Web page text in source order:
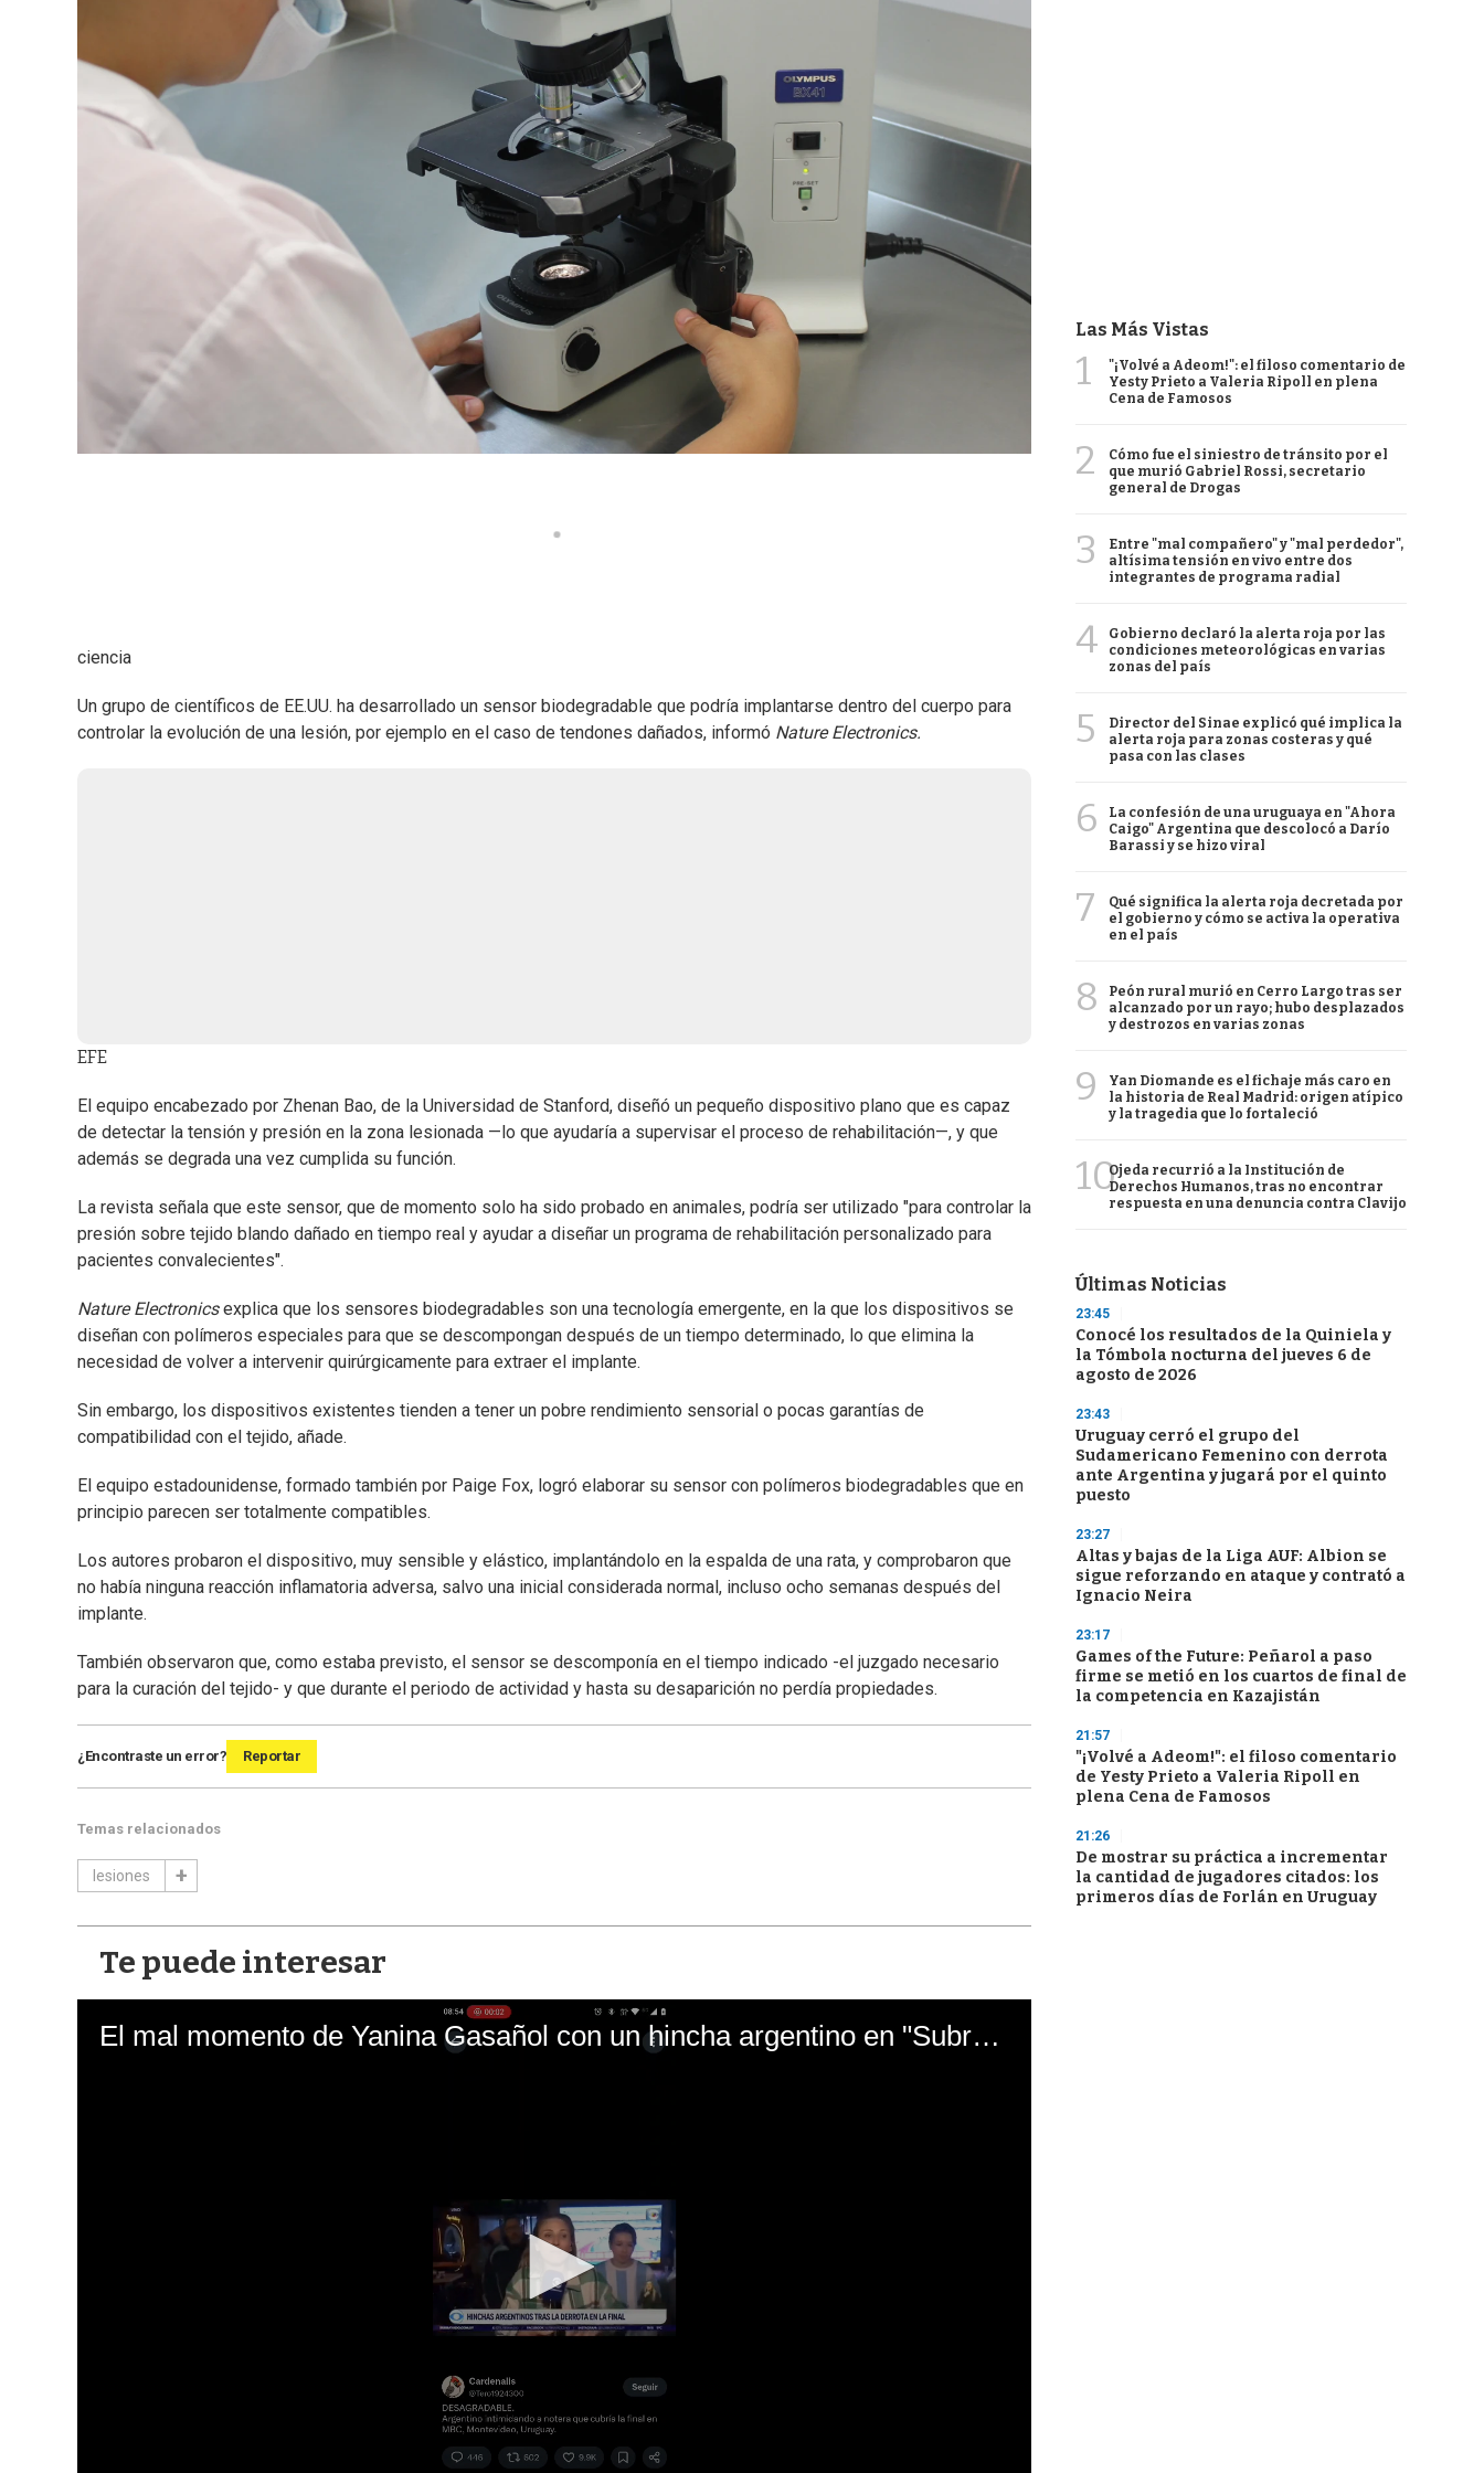
ciencia
Un grupo de científicos de EE.UU. ha desarrollado un sensor biodegradable que podría implantarse dentro del cuerpo para
controlar la evolución de una lesión, por ejemplo en el caso de tendones dañados, informó Nature Electronics.
EFE
El equipo encabezado por Zhenan Bao, de la Universidad de Stanford, diseñó un pequeño dispositivo plano que es capaz
de detectar la tensión y presión en la zona lesionada —lo que ayudaría a supervisar el proceso de rehabilitación—, y que
además se degrada una vez cumplida su función.
La revista señala que este sensor, que de momento solo ha sido probado en animales, podría ser utilizado "para controlar la
presión sobre tejido blando dañado en tiempo real y ayudar a diseñar un programa de rehabilitación personalizado para
pacientes convalecientes".
Nature Electronicsexplica que los sensores biodegradables son una tecnología emergente, en la que los dispositivos se
diseñan con polímeros especiales para que se descompongan después de un tiempo determinado, lo que elimina la
necesidad de volver a intervenir quirúrgicamente para extraer el implante.
Sin embargo, los dispositivos existentes tienden a tener un pobre rendimiento sensorial o pocas garantías de
compatibilidad con el tejido, añade.
El equipo estadounidense, formado también por Paige Fox, logró elaborar su sensor con polímeros biodegradables que en
principio parecen ser totalmente compatibles.
Los autores probaron el dispositivo, muy sensible y elástico, implantándolo en la espalda de una rata, y comprobaron que
no había ninguna reacción inflamatoria adversa, salvo una inicial considerada normal, incluso ocho semanas después del
implante.
También observaron que, como estaba previsto, el sensor se descomponía en el tiempo indicado -el juzgado necesario
para la curación del tejido- y que durante el periodo de actividad y hasta su desaparición no perdía propiedades.
¿Encontraste un error? Reportar
Temas relacionados
lesiones
Te puede interesar
El mal momento de Yanina Gasañol con un hincha argentino en "Subrayado"
Las Más Vistas
1
"¡Volvé a Adeom!": el filoso comentario de
Yesty Prieto a Valeria Ripoll en plena
Cena de Famosos
2
Cómo fue el siniestro de tránsito por el
que murió Gabriel Rossi, secretario
general de Drogas
3
Entre "mal compañero" y "mal perdedor",
altísima tensión en vivo entre dos
integrantes de programa radial
4
Gobierno declaró la alerta roja por las
condiciones meteorológicas en varias
zonas del país
5
Director del Sinae explicó qué implica la
alerta roja para zonas costeras y qué
pasa con las clases
6
La confesión de una uruguaya en "Ahora
Caigo" Argentina que descolocó a Darío
Barassi y se hizo viral
7
Qué significa la alerta roja decretada por
el gobierno y cómo se activa la operativa
en el país
8
Peón rural murió en Cerro Largo tras ser
alcanzado por un rayo; hubo desplazados
y destrozos en varias zonas
9
Yan Diomande es el fichaje más caro en
la historia de Real Madrid: origen atípico
y la tragedia que lo fortaleció
10Ojeda recurrió a la Institución de
Derechos Humanos, tras no encontrar
respuesta en una denuncia contra Clavijo
Últimas Noticias
23:45
Conocé los resultados de la Quiniela y
la Tómbola nocturna del jueves 6 de
agosto de 2026
23:43
Uruguay cerró el grupo del
Sudamericano Femenino con derrota
ante Argentina y jugará por el quinto
puesto
23:27
Altas y bajas de la Liga AUF: Albion se
sigue reforzando en ataque y contrató a
Ignacio Neira
23:17
Games of the Future: Peñarol a paso
firme se metió en los cuartos de final de
la competencia en Kazajistán
21:57
"¡Volvé a Adeom!": el filoso comentario
de Yesty Prieto a Valeria Ripoll en
plena Cena de Famosos
21:26
De mostrar su práctica a incrementar
la cantidad de jugadores citados: los
primeros días de Forlán en Uruguay